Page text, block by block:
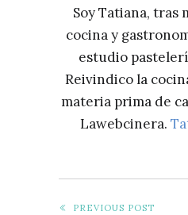
Soy Tatiana, tras
cocina y
estudio
Reivindico la
materia prima de
Lawebcinera.
PREVIOUS POST